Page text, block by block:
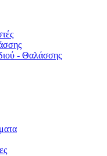
- Θαλάσσης